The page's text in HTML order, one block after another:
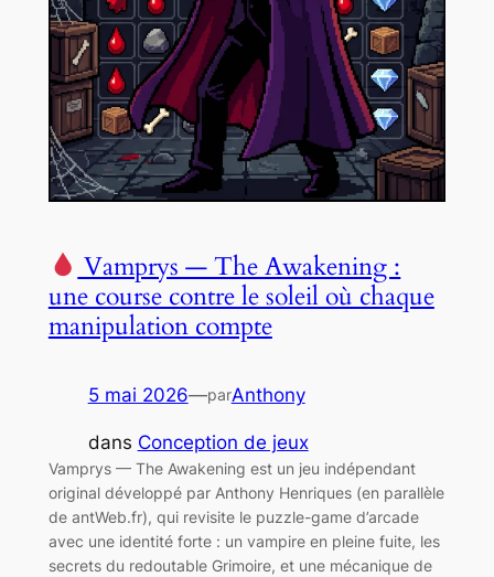
Vamprys — The Awakening :
une course contre le soleil où chaque
manipulation compte
5 mai 2026—parAnthony
dans Conception de jeux
Vamprys — The Awakening est un jeu indépendant
original développé par Anthony Henriques (en parallèle
de antWeb.fr), qui revisite le puzzle-game d’arcade
avec une identité forte : un vampire en pleine fuite, les
secrets du redoutable Grimoire, et une mécanique de